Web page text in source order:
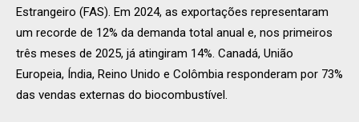
Estrangeiro (FAS). Em 2024, as exportações representaram
um recorde de 12% da demanda total anual e, nos primeiros
três meses de 2025, já atingiram 14%. Canadá, União
Europeia, Índia, Reino Unido e Colômbia responderam por 73%
das vendas externas do biocombustível.